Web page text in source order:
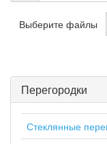
Выберите файлы
Перегородки
Стеклянные